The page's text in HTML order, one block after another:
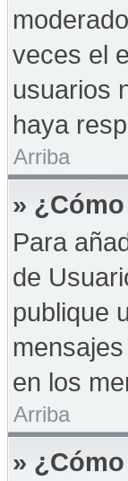
veces el
usuarios
haya
Arriba
»
Para
de
publique
en los
Arriba
»